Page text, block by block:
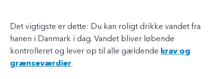
Det vigtigste er dette: Du kan roligt drikke vandet fra
hanen i Danmark i dag. Vandet bliver løbende
kontrolleret og lever op til alle gældende krav og
grænseværdier.